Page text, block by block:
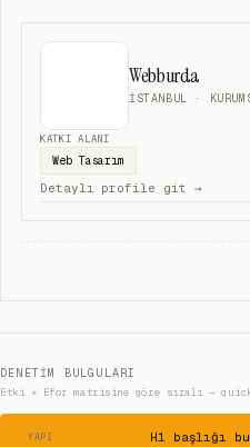
Webburda
İSTANBUL ·
KATKI ALANI
Web Tasarım
Detaylı profile git →
DENETIM BULGULARI
Etki × Efor matrisine göre sıralı —
YAPI
H1 başlığı